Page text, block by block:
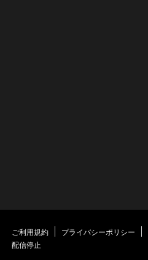
ご利用規約 プライバシーポリシー
配信停止